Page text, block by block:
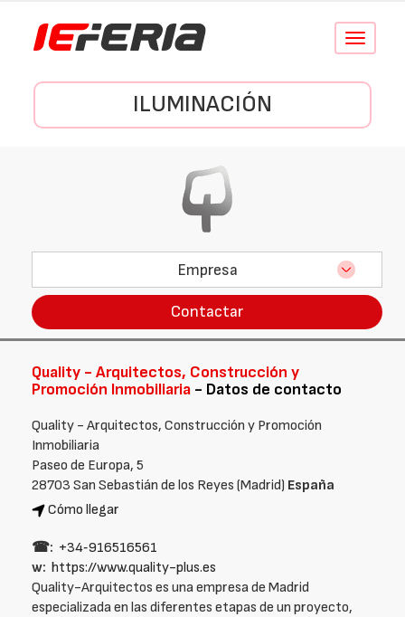
Conmutar
ILUMINACIÓN
Empresa
Contactar
Quality - Arquitectos, Construcción y
Promoción Inmobiliaria - Datos de contacto
Quality - Arquitectos, Construcción y Promoción
Inmobiliaria
Paseo de Europa, 5
28703 San Sebastián de los Reyes (Madrid) España
Cómo llegar
☎: +34‑916516561
w: https://www.quality-plus.es
Quality-Arquitectos es una empresa de Madrid
especializada en las diferentes etapas de un proyecto,